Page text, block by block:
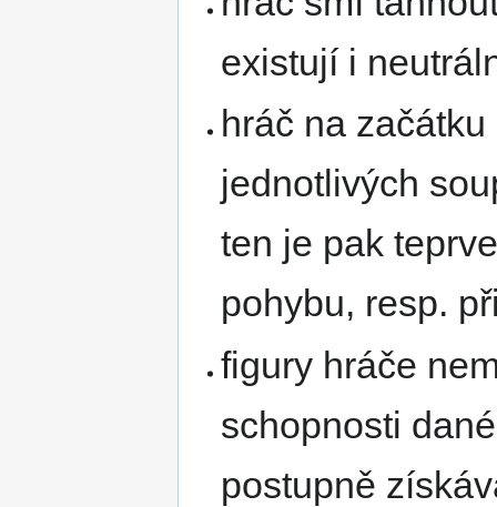
existují i
hráč na
jednotlivých
ten je pak
pohybu, resp.
figury hráče
schopnosti
postupně